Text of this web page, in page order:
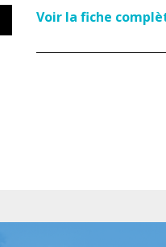
Voir la fiche